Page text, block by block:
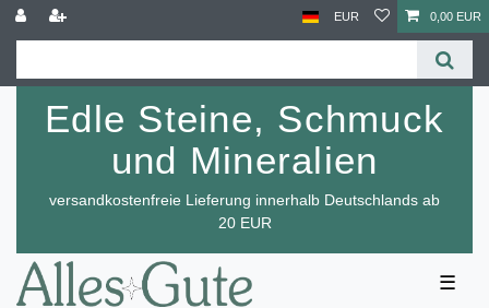
EUR 0,00 EUR
Edle Steine, Schmuck
und Mineralien
versandkostenfreie Lieferung innerhalb Deutschlands ab
20 EUR
☰